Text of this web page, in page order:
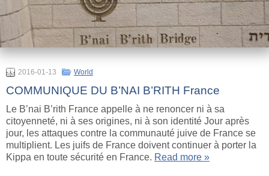
2016-01-13 World
COMMUNIQUE DU B’NAI B’RITH France
Le B’nai B’rith France appelle à ne renoncer ni à sa
citoyenneté, ni à ses origines, ni à son identité Jour après
jour, les attaques contre la communauté juive de France se
multiplient. Les juifs de France doivent continuer à porter la
Kippa en toute sécurité en France. Read more »